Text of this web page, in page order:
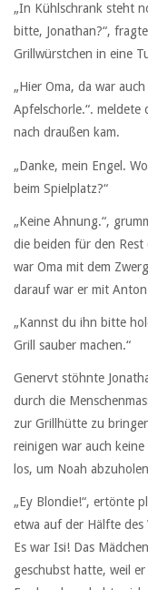
„In Kühlschrank steht
bitte, Jonathan?“,
Grillwürstchen in eine
„Hier Oma, da war
Apfelschorle.“. meldete
nach draußen kam.
„Danke, mein Engel.
beim Spielplatz?“
„Keine Ahnung.“,
die beiden für den Rest
war Oma mit dem
darauf war er mit
„Kannst du ihn bitte
Grill sauber machen.“
Genervt stöhnte
durch die
zur Grillhütte zu
reinigen war auch
los, um Noah
„Ey Blondie!“, ertönte
etwa auf der Hälfte des
Es war Isi! Das
geschubst hatte, weil